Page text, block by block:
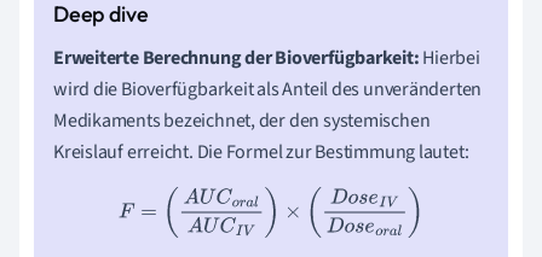
Erweiterte Berechnung der Bioverfügbarkeit:Hierbei
wird die Bioverfügbarkeit als Anteil des unveränderten
Medikaments bezeichnet, der den systemischen
Kreislauf erreicht. Die Formel zur Bestimmung lautet:
F =(A UCoralAUCIV )× Do se VDoseora )